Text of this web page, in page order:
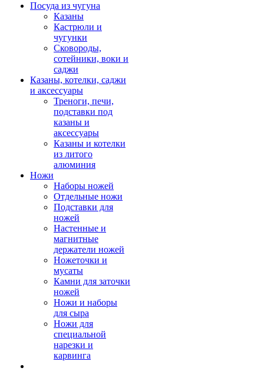
Посуда из чугуна
Казаны
Кастрюли и
чугунки
Сковороды,
сотейники, воки и
саджи
Казаны, котелки, саджи
и аксессуары
Треноги, печи,
подставки под
казаны и
аксессуары
Казаны и котелки
из литого
алюминия
Ножи
Наборы ножей
Отдельные ножи
Подставки для
ножей
Настенные и
магнитные
держатели ножей
Ножеточки и
мусаты
Камни для заточки
ножей
Ножи и наборы
для сыра
Ножи для
специальной
нарезки и
карвинга